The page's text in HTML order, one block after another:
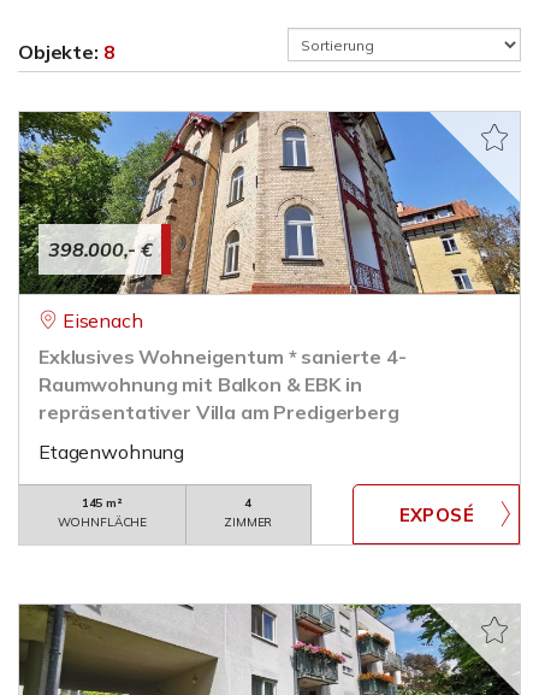
Objekte: 8
398.000,- €
Eisenach
Exklusives Wohneigentum * sanierte 4-
Raumwohnung mit Balkon & EBK in
repräsentativer Villa am Predigerberg
Etagenwohnung
145 m²
WOHNFLÄCHE
4
ZIMMER